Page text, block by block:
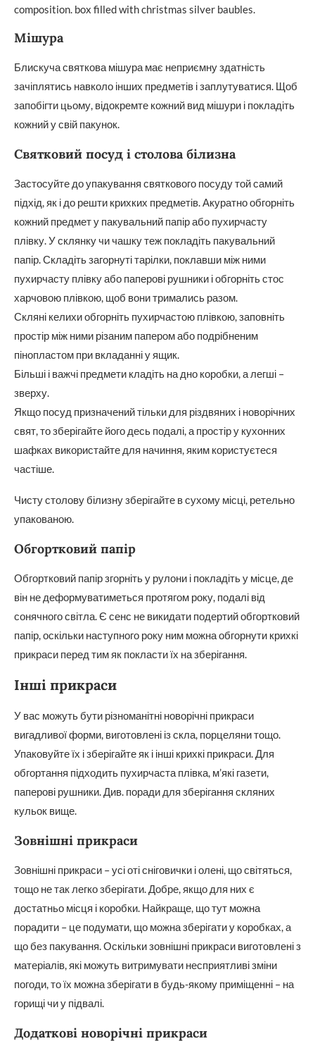
composition. box filled with christmas silver baubles.
Мішура
Блискуча святкова мішура має неприємну здатність
зачіплятись навколо інших предметів і заплутуватися. Щоб
запобігти цьому, відокремте кожний вид мішури і покладіть
кожний у свій пакунок.
Святковий посуд і столова білизна
Застосуйте до упакування святкового посуду той самий
підхід, як і до решти крихких предметів. Акуратно обгорніть
кожний предмет у пакувальний папір або пухирчасту
плівку. У склянку чи чашку теж покладіть пакувальний
папір. Складіть загорнуті тарілки, поклавши між ними
пухирчасту плівку або паперові рушники і обгорніть стос
харчовою плівкою, щоб вони тримались разом.
Скляні келихи обгорніть пухирчастою плівкою, заповніть
простір між ними різаним папером або подрібненим
пінопластом при вкладанні у ящик.
Більші і важчі предмети кладіть на дно коробки, а легші –
зверху.
Якщо посуд призначений тільки для різдвяних і новорічних
свят, то зберігайте його десь подалі, а простір у кухонних
шафках використайте для начиння, яким користуєтеся
частіше.
Чисту столову білизну зберігайте в сухому місці, ретельно
упакованою.
Обгортковий папір
Обгортковий папір згорніть у рулони і покладіть у місце, де
він не деформуватиметься протягом року, подалі від
сонячного світла. Є сенс не викидати подертий обгортковий
папір, оскільки наступного року ним можна обгорнути крихкі
прикраси перед тим як покласти їх на зберігання.
Інші прикраси
У вас можуть бути різноманітні новорічні прикраси
вигадливої форми, виготовлені із скла, порцеляни тощо.
Упаковуйте їх і зберігайте як і інші крихкі прикраси. Для
обгортання підходить пухирчаста плівка, м’які газети,
паперові рушники. Див. поради для зберігання скляних
кульок вище.
Зовнішні прикраси
Зовнішні прикраси – усі оті сніговички і олені, що світяться,
тощо не так легко зберігати. Добре, якщо для них є
достатньо місця і коробки. Найкраще, що тут можна
порадити – це подумати, що можна зберігати у коробках, а
що без пакування. Оскільки зовнішні прикраси виготовлені з
матеріалів, які можуть витримувати несприятливі зміни
погоди, то їх можна зберігати в будь-якому приміщенні – на
горищі чи у підвалі.
Додаткові новорічні прикраси